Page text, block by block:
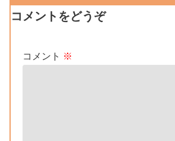
コメントをどうぞ
コメント ※